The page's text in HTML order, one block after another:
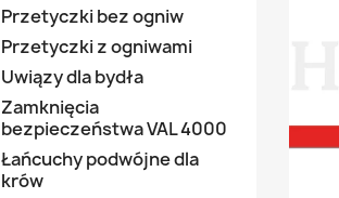
Przetyczki bez ogniw
Przetyczki z ogniwami
Uwiązy dla bydła
Zamknięcia
bezpieczeństwa VAL 4000
Łańcuchy podwójne dla
krów